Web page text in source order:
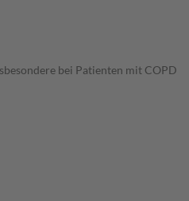
bei Patienten mit COPD